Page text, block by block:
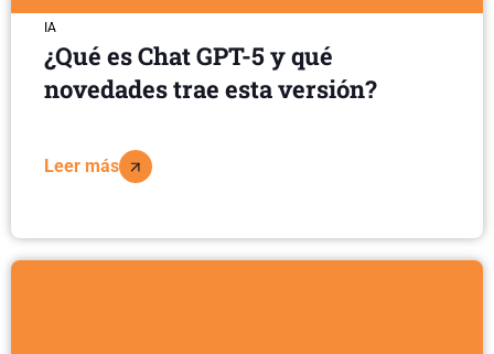
IA
¿Qué es Chat GPT-5 y qué
novedades trae esta versión?
Leer más